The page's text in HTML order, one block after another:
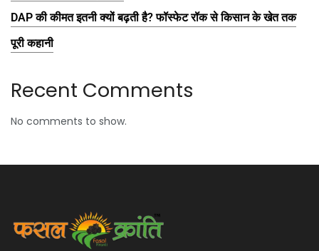
DAP की कीमत इतनी क्यों बढ़ती है? फॉस्फेट रॉक से किसान के खेत तक
पूरी कहानी
Recent Comments
No comments to show.